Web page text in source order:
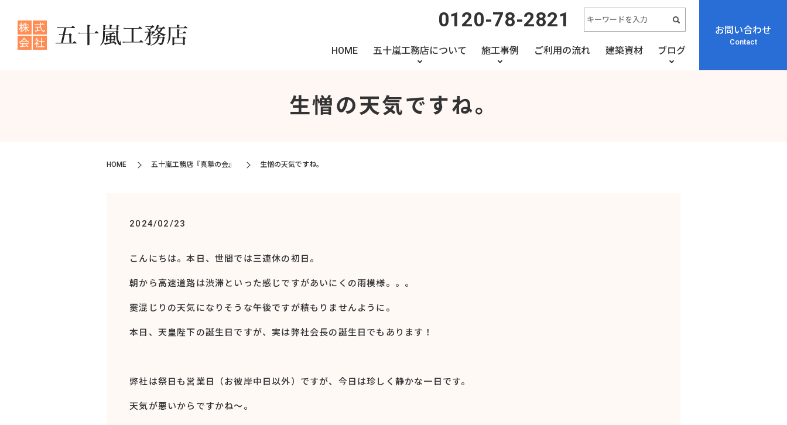
HOME 五十嵐工務店について 施工事例 ご利用の流れ 建築資材 ブログ
0120-78-2821 お問い合わせ
Contact
生憎の天気ですね。
HOME 五十嵐工務店『真摯の会』 生憎の天気ですね。
2024/02/23
こんにちは。本日、世間では三連休の初日。
朝から高速道路は渋滞といった感じですがあいにくの雨模様。。。
霙混じりの天気になりそうな午後ですが積もりませんように。
本日、天皇陛下の誕生日ですが、実は弊社会長の誕生日でもあります！
弊社は祭日も営業日（お彼岸中日以外）ですが、今日は珍しく静かな一日です。
天気が悪いからですかね～。